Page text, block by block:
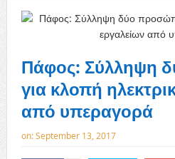
Πάφος: Σύλληψη
για κλοπή
από υπεραγορά
on:September 13, 2017